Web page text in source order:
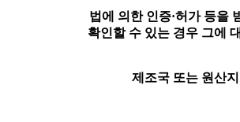
법에 의한 인증·허가 등을
확인할 수 있는 경우 그에
제조국 또는 원산지